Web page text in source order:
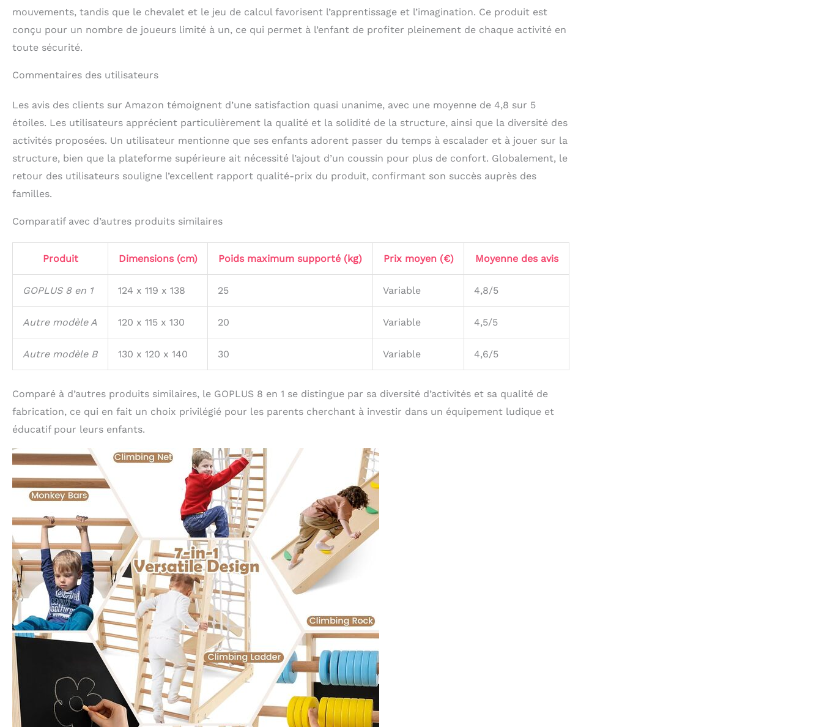
mouvements, tandis que le chevalet et le jeu de calcul favorisent l’apprentissage et l’imagination. Ce produit est
conçu pour un nombre de joueurs limité à un, ce qui permet à l’enfant de profiter pleinement de chaque activité en
toute sécurité.
Commentaires des utilisateurs
Les avis des clients sur Amazon témoignent d’une satisfaction quasi unanime, avec une moyenne de 4,8 sur 5
étoiles. Les utilisateurs apprécient particulièrement la qualité et la solidité de la structure, ainsi que la diversité des
activités proposées. Un utilisateur mentionne que ses enfants adorent passer du temps à escalader et à jouer sur la
structure, bien que la plateforme supérieure ait nécessité l’ajout d’un coussin pour plus de confort. Globalement, le
retour des utilisateurs souligne l’excellent rapport qualité-prix du produit, confirmant son succès auprès des
familles.
Comparatif avec d’autres produits similaires
Produit Dimensions (cm) Poids maximum supporté (kg) Prix moyen (€) Moyenne des avis
GOPLUS 8 en 1 124 x 119 x 138 25 Variable 4,8/5
Autre modèle A 120 x 115 x 130 20 Variable 4,5/5
Autre modèle B 130 x 120 x 140 30 Variable 4,6/5
Comparé à d’autres produits similaires, le GOPLUS 8 en 1 se distingue par sa diversité d’activités et sa qualité de
fabrication, ce qui en fait un choix privilégié pour les parents cherchant à investir dans un équipement ludique et
éducatif pour leurs enfants.